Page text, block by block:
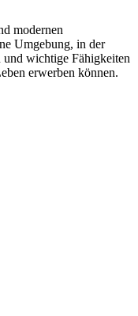
modernen
Umgebung, in der
wichtige Fähigkeiten
erwerben können.